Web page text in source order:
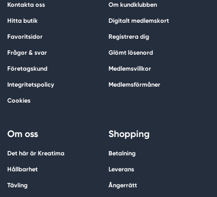
Kontakta oss
Hitta butik
Favoritsidor
Frågor & svar
Företagskund
Integritetspolicy
Cookies
Om kundklubben
Digitalt medlemskort
Registrera dig
Glömt lösenord
Medlemsvillkor
Medlemsförmåner
Om oss
Det här är Kreatima
Hållbarhet
Tävling
Shopping
Betalning
Leverans
Ångerrätt